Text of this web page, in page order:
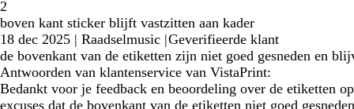
2
boven kant sticker blijft vastzitten aan kader
18 dec 2025 | Raadselmusic |Geverifieerde klant
de bovenkant van de etiketten zijn niet goed gesneden en
Antwoorden van klantenservice van VistaPrint:
Bedankt voor je feedback en beoordeling over de etiketten
excuses dat de bovenkant van de etiketten niet goed